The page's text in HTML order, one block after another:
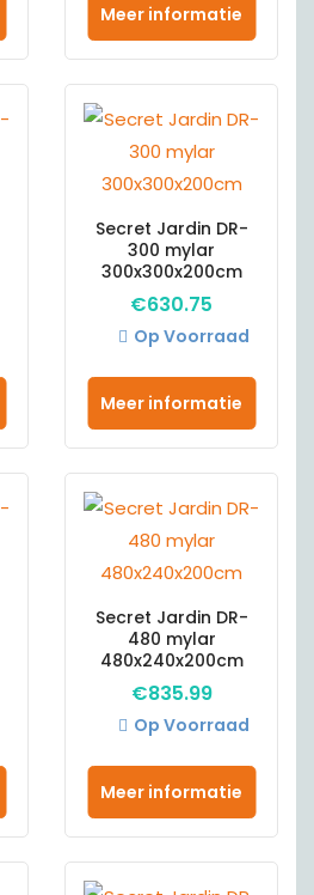
Meer informatie
Secret Jardin DR-
300 mylar
300x300x200cm
€630.75
Meer informatie
Op Voorraad
Secret Jardin DR-
480 mylar
480x240x200cm
€835.99
Meer informatie
Op Voorraad